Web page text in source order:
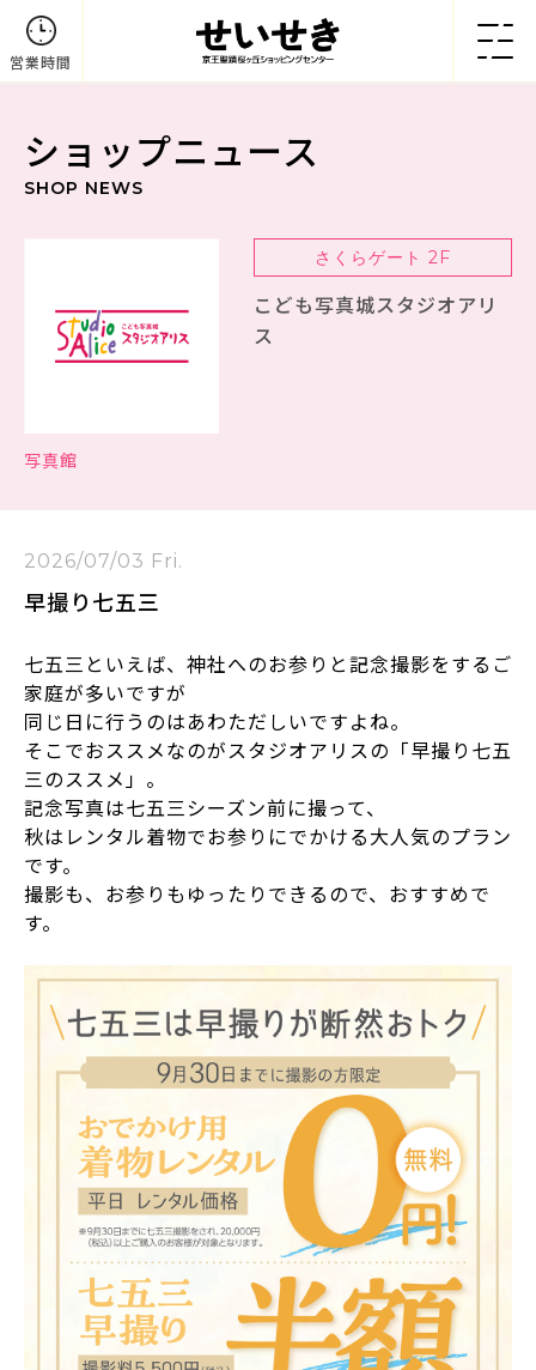
営業時間
ショップニュース
SHOP NEWS
さくらゲート 2F
こども写真城スタジオアリ
ス
写真館
2026/07/03 Fri.
早撮り七五三
七五三といえば、神社へのお参りと記念撮影をするご
家庭が多いですが
同じ日に行うのはあわただしいですよね。
そこでおススメなのがスタジオアリスの「早撮り七五
三のススメ」。
記念写真は七五三シーズン前に撮って、
秋はレンタル着物でお参りにでかける大人気のプラン
です。
撮影も、お参りもゆったりできるので、おすすめで
す。